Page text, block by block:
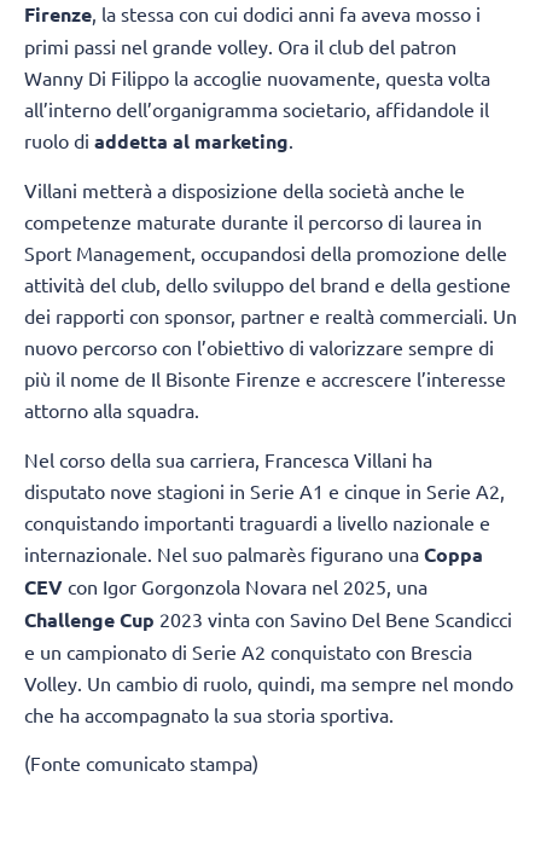
Firenze, la stessa con cui dodici anni fa aveva mosso i
primi passi nel grande volley. Ora il club del patron
Wanny Di Filippo la accoglie nuovamente, questa volta
all’interno dell’organigramma societario, affidandole il
ruolo di addetta al marketing.
Villani metterà a disposizione della società anche le
competenze maturate durante il percorso di laurea in
Sport Management, occupandosi della promozione delle
attività del club, dello sviluppo del brand e della gestione
dei rapporti con sponsor, partner e realtà commerciali. Un
nuovo percorso con l’obiettivo di valorizzare sempre di
più il nome de Il Bisonte Firenze e accrescere l’interesse
attorno alla squadra.
Nel corso della sua carriera, Francesca Villani ha
disputato nove stagioni in Serie A1 e cinque in Serie A2,
conquistando importanti traguardi a livello nazionale e
internazionale. Nel suo palmarès figurano una Coppa
CEV con Igor Gorgonzola Novara nel 2025, una
Challenge Cup 2023 vinta con Savino Del Bene Scandicci
e un campionato di Serie A2 conquistato con Brescia
Volley. Un cambio di ruolo, quindi, ma sempre nel mondo
che ha accompagnato la sua storia sportiva.
(Fonte comunicato stampa)